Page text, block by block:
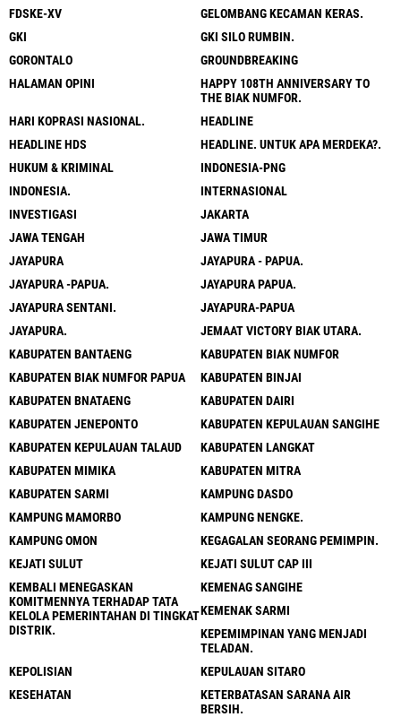
FDSKE-XV
GELOMBANG KECAMAN KERAS.
GKI
GKI SILO RUMBIN.
GORONTALO
GROUNDBREAKING
HALAMAN OPINI
HAPPY 108TH ANNIVERSARY TO
THE BIAK NUMFOR.
HARI KOPRASI NASIONAL.
HEADLINE
HEADLINE HDS
HEADLINE. UNTUK APA MERDEKA?.
HUKUM & KRIMINAL
INDONESIA-PNG
INDONESIA.
INTERNASIONAL
INVESTIGASI
JAKARTA
JAWA TENGAH
JAWA TIMUR
JAYAPURA
JAYAPURA - PAPUA.
JAYAPURA -PAPUA.
JAYAPURA PAPUA.
JAYAPURA SENTANI.
JAYAPURA-PAPUA
JAYAPURA.
JEMAAT VICTORY BIAK UTARA.
KABUPATEN BANTAENG
KABUPATEN BIAK NUMFOR
KABUPATEN BIAK NUMFOR PAPUA
KABUPATEN BINJAI
KABUPATEN BNATAENG
KABUPATEN DAIRI
KABUPATEN JENEPONTO
KABUPATEN KEPULAUAN SANGIHE
KABUPATEN KEPULAUAN TALAUD
KABUPATEN LANGKAT
KABUPATEN MIMIKA
KABUPATEN MITRA
KABUPATEN SARMI
KAMPUNG DASDO
KAMPUNG MAMORBO
KAMPUNG NENGKE.
KAMPUNG OMON
KEGAGALAN SEORANG PEMIMPIN.
KEJATI SULUT
KEJATI SULUT CAP III
KEMBALI MENEGASKAN
KOMITMENNYA TERHADAP TATA
KELOLA PEMERINTAHAN DI TINGKAT
DISTRIK.
KEMENAG SANGIHE
KEMENAK SARMI
KEPEMIMPINAN YANG MENJADI
TELADAN.
KEPOLISIAN
KEPULAUAN SITARO
KESEHATAN
KETERBATASAN SARANA AIR
BERSIH.